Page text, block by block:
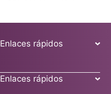
Enlaces rápidos
Enlaces rápidos